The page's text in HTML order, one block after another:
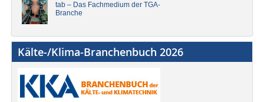
tab – Das Fachmedium der TGA-
Branche
Kälte-/Klima-Branchenbuch 2026